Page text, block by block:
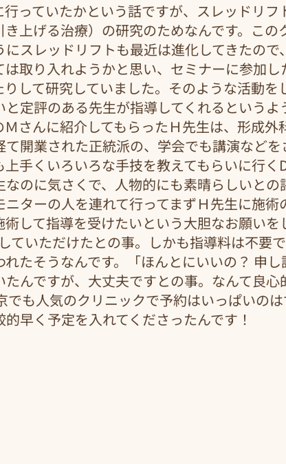
行っていたかという話ですが、スレッドリフ
上げる治療）の研究のためなんです。この
にスレッドリフトも最近は進化してきたので
は取り入れようかと思い、セミナーに参加
して研究していました。そのような活動を
と定評のある先生が指導してくれるという
さんに紹介してもらったＨ先生は、形成外
開業された正統派の、学会でも講演など
手くいろいろな手技を教えてもらいに行く
のに気さくで、人物的にも素晴らしいとの
ターの人を連れて行ってまずＨ先生に施術
して指導を受けたいという大胆なお願いを
ていただけたとの事。しかも指導料は不要
たそうなんです。「ほんとにいいの？ 申
んですが、大丈夫ですとの事。なんて良心
でも人気のクリニックで予約はいっぱいの
早く予定を入れてくださったんです！